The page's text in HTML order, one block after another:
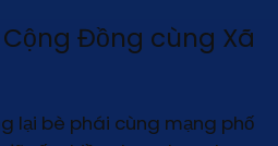
Đồng cùng Xã
lại bè phái cùng mạng phố